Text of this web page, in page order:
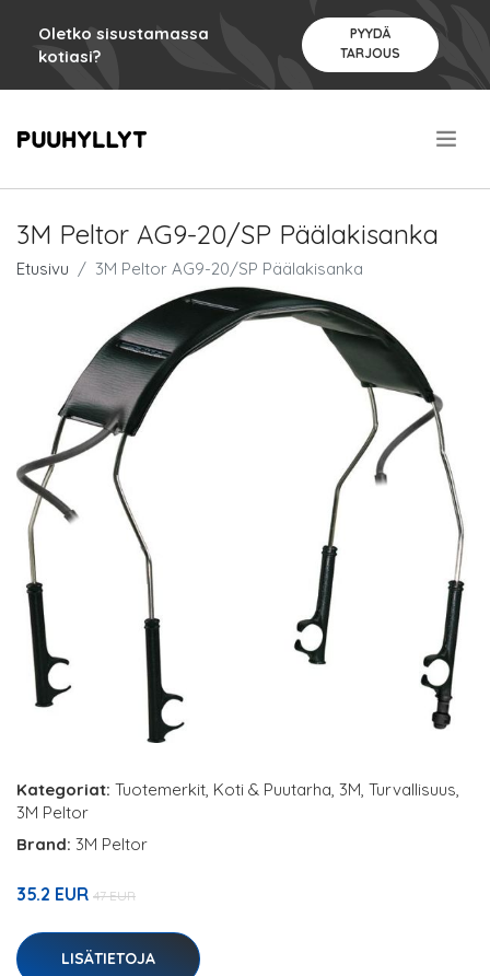
Oletko sisustamassa
kotiasi?
PYYDÄ
TARJOUS
3M Peltor AG9-20/SP Päälakisanka
Etusivu 3M Peltor AG9-20/SP Päälakisanka
Kategoriat: Tuotemerkit, Koti & Puutarha, 3M, Turvallisuus,
3M Peltor
Brand: 3M Peltor
35.2 EUR 47 EUR
LISÄTIETOJA